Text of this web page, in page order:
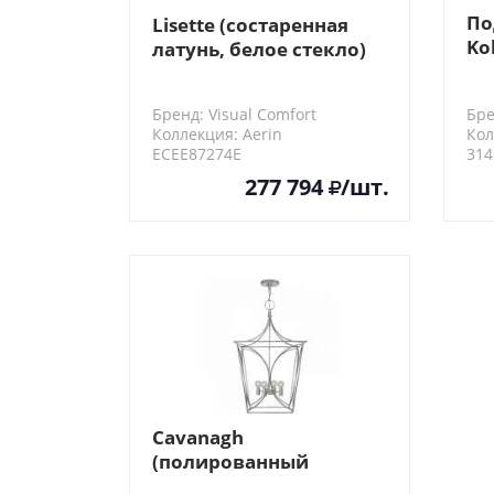
Lisette (состаренная
латунь, белое стекло)
Бренд: Visual Comfort
Коллекция: Aerin
ECEE87274E
277 794 /шт.
Cavanagh
(полированный